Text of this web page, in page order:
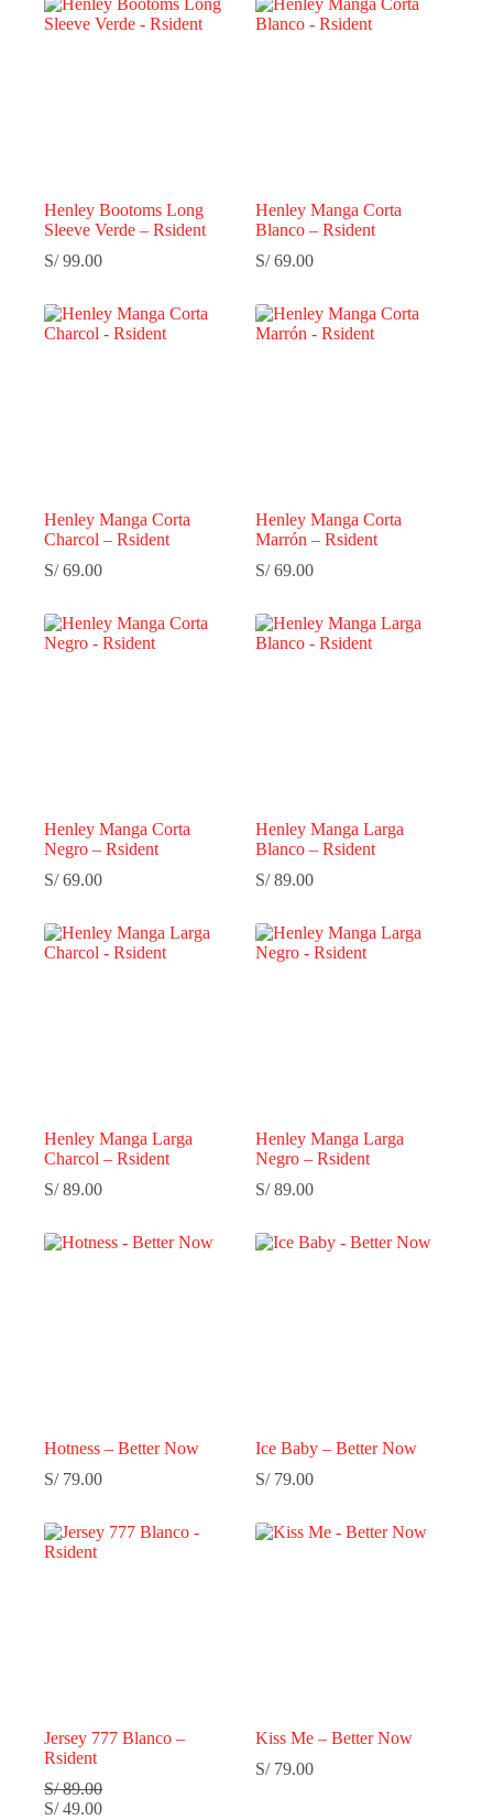
Henley Bootoms Long
Sleeve Verde – Rsident
S/99.00
Henley Manga Corta
Blanco – Rsident
S/69.00
Henley Manga Corta
Charcol – Rsident
S/69.00
Henley Manga Corta
Marrón – Rsident
S/69.00
Henley Manga Corta
Negro – Rsident
S/69.00
Henley Manga Larga
Blanco – Rsident
S/89.00
Henley Manga Larga
Charcol – Rsident
S/89.00
Henley Manga Larga
Negro – Rsident
S/89.00
Hotness – Better Now
S/79.00
Ice Baby – Better Now
S/79.00
Jersey 777 Blanco –
Rsident
S/89.00
S/49.00
Kiss Me – Better Now
S/79.00